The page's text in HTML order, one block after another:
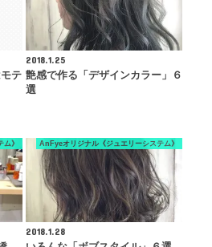
テ
2018.1.25
艶感で作る「デザインカラー」６
選
》 AnFyeオリジナル《ジュエリーシステム》
2018.1.28